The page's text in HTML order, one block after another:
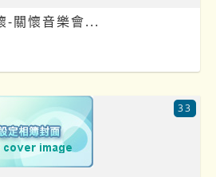
-關懷音樂會...
33